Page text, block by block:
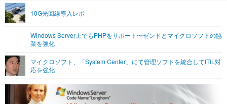
グラビア
ショッピング その他
ライフTOP
その他
リリース一覧
10G光回線導入レポ
Windows Server上でもPHPをサポート〜ゼンドとマイクロソフトの協
業を強化
マイクロソフト、「System Center」にて管理ソフトを統合してITIL対
応を強化